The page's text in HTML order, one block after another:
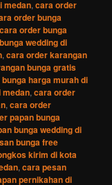
medan,cara order
order bunga
cara order bunga
wedding di
,cara order karangan
bunga gratis
harga murah di
medan,cara order
,cara order
papan bunga
bunga wedding di
bunga free
kirim di kota
,cara pesan
pernikahan di